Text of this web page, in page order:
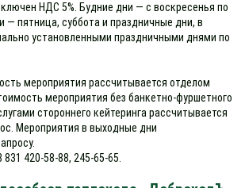
НДС 5%. Будние дни — с воскресенья по
— пятница, суббота и праздничные дни, в
установленными праздничными днями по
мероприятия рассчитывается отделом
мероприятия без банкетно-фуршетного
стороннего кейтеринга рассчитывается
Мероприятия в выходные дни
420-58-88, 245-65-65.